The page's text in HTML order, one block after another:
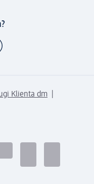
Klienta dm